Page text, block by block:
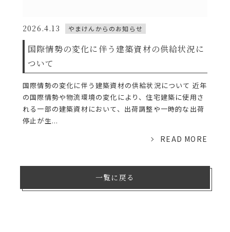
2026.4.13 やまけんからのお知らせ
国際情勢の変化に伴う建築資材の供給状況に
ついて
国際情勢の変化に伴う建築資材の供給状況について 近年
の国際情勢や物流環境の変化により、住宅建築に使用さ
れる一部の建築資材において、出荷調整や一時的な出荷
停止が生...
READ MORE
一覧に戻る